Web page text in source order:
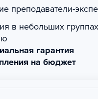
преподаватели-
в небольших
гарантия
на бюджет